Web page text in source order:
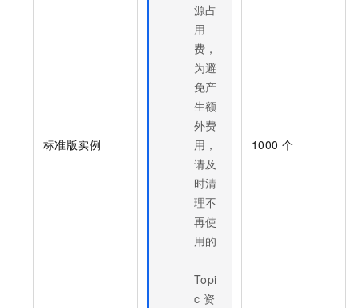
标准版实例
源占
用
费，
为避
免产
生额
外费
用，
请及
时清
理不
再使
用的
Topi
c 资
1000 个